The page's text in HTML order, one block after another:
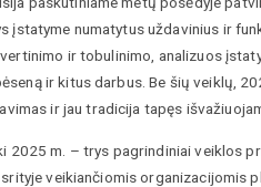
įstatyme numatytus uždavinius ir
ir tobulinimo, analizuos
ir kitus darbus. Be šių veiklų,
ir jau tradicija tapęs
2025 m. – trys pagrindiniai veiklos
veikiančiomis organizacijomis